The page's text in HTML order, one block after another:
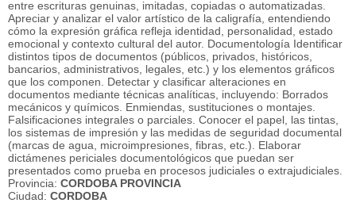
entre escrituras genuinas, imitadas, copiadas o automatizadas.
Apreciar y analizar el valor artístico de la caligrafía, entendiendo
cómo la expresión gráfica refleja identidad, personalidad, estado
emocional y contexto cultural del autor. Documentología Identificar
distintos tipos de documentos (públicos, privados, históricos,
bancarios, administrativos, legales, etc.) y los elementos gráficos
que los componen. Detectar y clasificar alteraciones en
documentos mediante técnicas analíticas, incluyendo: Borrados
mecánicos y químicos. Enmiendas, sustituciones o montajes.
Falsificaciones integrales o parciales. Conocer el papel, las tintas,
los sistemas de impresión y las medidas de seguridad documental
(marcas de agua, microimpresiones, fibras, etc.). Elaborar
dictámenes periciales documentológicos que puedan ser
presentados como prueba en procesos judiciales o extrajudiciales.
Provincia: CORDOBA PROVINCIA
Ciudad: CORDOBA